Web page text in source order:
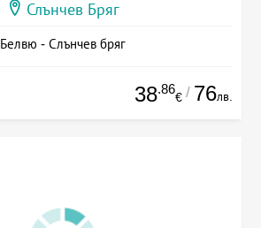
Слънчев Бряг
Белвю - Слънчев бряг
38.86
€ / 76лв.